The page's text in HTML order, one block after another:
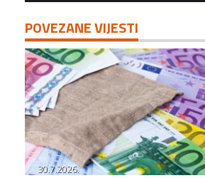
POVEZANE VIJESTI
30.7.2026.